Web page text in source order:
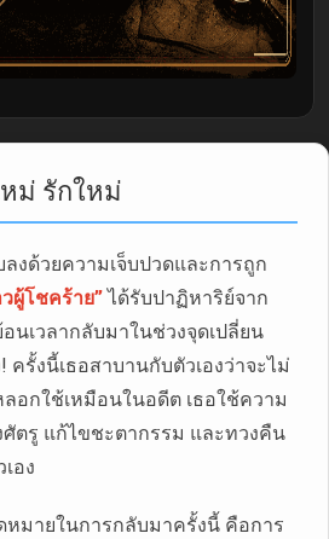
หม่ รักใหม่
งด้วยความเจ็บปวดและการถูก
ผู้โชคร้าย”ได้รับปาฏิหาริย์จาก
อนเวลากลับมาในช่วงจุดเปลี่ยน
รั้งนี้เธอสาบานกับตัวเองว่าจะไม่
อกใช้เหมือนในอดีต เธอใช้ความ
ตรู แก้ไขชะตากรรม และทวงคืน
อง
มายในการกลับมาครั้งนี้ คือการ